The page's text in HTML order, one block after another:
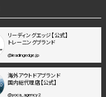
リーディングエッジ【公式】
トレーニングブランド
@leadingedge.jp
海外アウトドアブランド
国内総代理店【公式】
@yoca_agency2